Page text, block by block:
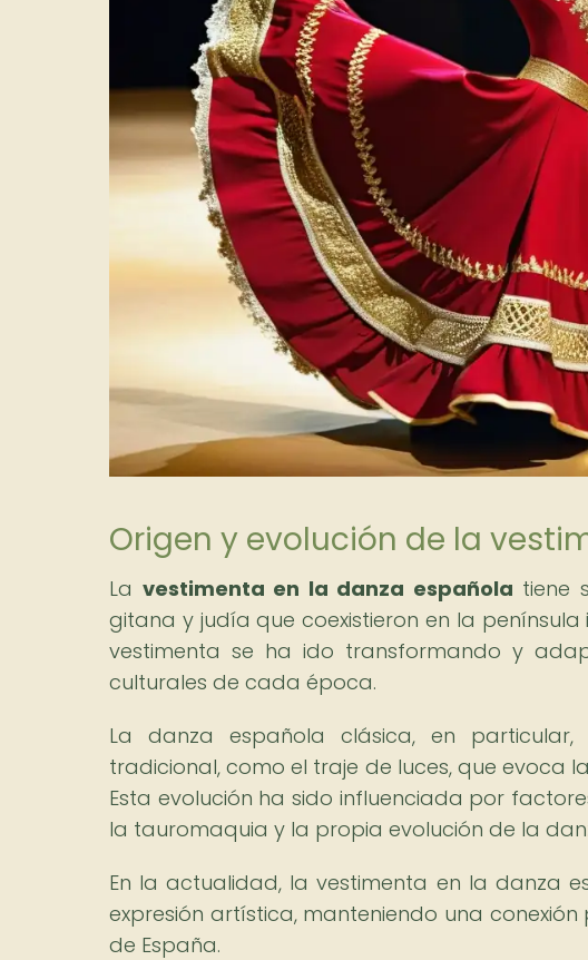
Origen y evolución de la
La vestimenta en la danza española tiene
gitana y judía que coexistieron en la
vestimenta se ha ido transformando y
culturales de cada época.
La danza española clásica, en
tradicional, como el traje de luces, que evoca
Esta evolución ha sido influenciada por
la tauromaquia y la propia evolución de la
En la actualidad, la vestimenta en la danza
expresión artística, manteniendo una
de España.